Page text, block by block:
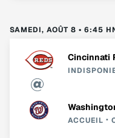
SAMEDI, AOÛT 8 • 6:45
Cincinnati
ACCUEIL